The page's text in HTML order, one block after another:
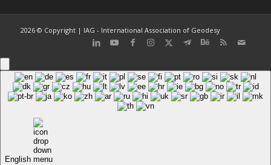
2026 © Copyright | IAG - International Association of Geodesy
English